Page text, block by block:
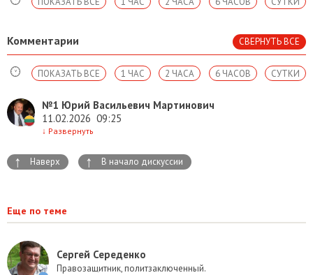
Комментарии СВЕРНУТЬ ВСЕ
СУТКИ
6 ЧАСОВ
2 ЧАСА
1 ЧАС
ПОКАЗАТЬ ВСЕ
№1 Юрий Васильевич Мартинович
11.02.2026 09:25
↓ Развернуть
↑ Наверх ↑ В начало дискуссии
Еще по теме
Сергей Середенко
Правозащитник, политзаключенный.